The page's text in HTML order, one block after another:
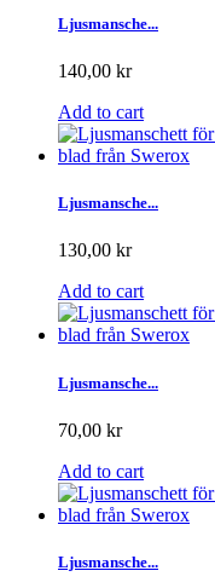
Ljusmansche...
140,00 kr
Add to cart
Ljusmansche...
130,00 kr
Add to cart
Ljusmansche...
70,00 kr
Add to cart
Ljusmansche...